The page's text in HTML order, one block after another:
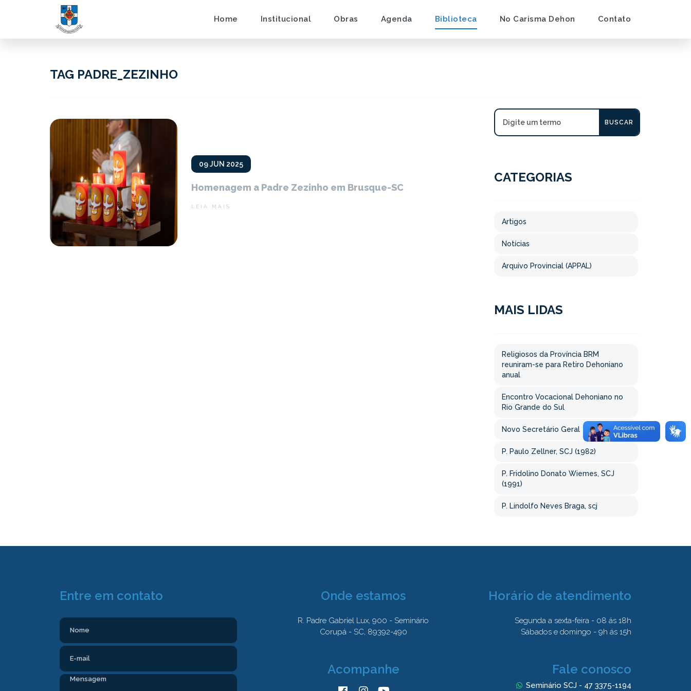
Home Institucional Obras Agenda Biblioteca No Carisma Dehon Contato
TAG PADRE_ZEZINHO
09 JUN 2025
Homenagem a Padre Zezinho em Brusque-SC
LEIA MAIS
CATEGORIAS
Artigos
Notícias
Arquivo Provincial (APPAL)
MAIS LIDAS
Religiosos da Província BRM
reuniram-se para Retiro Dehoniano
anual
Encontro Vocacional Dehoniano no
Rio Grande do Sul
Novo Secretário Geral
P. Paulo Zellner, SCJ (1982)
P. Fridolino Donato Wiemes, SCJ
(1991)
P. Lindolfo Neves Braga, scj
Entre em contato Onde estamos
R. Padre Gabriel Lux, 900 - Seminário
Corupá - SC, 89392-490
Acompanhe
Horário de atendimento
Segunda a sexta-feira - 08 ás 18h
Sábados e domingo - 9h ás 15h
Fale conosco
Seminário SCJ - 47 3375-1194